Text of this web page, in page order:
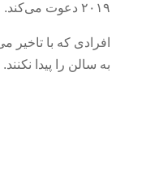
۲۰۱۹ دعوت می‌کند.
افرادی که با
به سالن را پیدا نکنند.